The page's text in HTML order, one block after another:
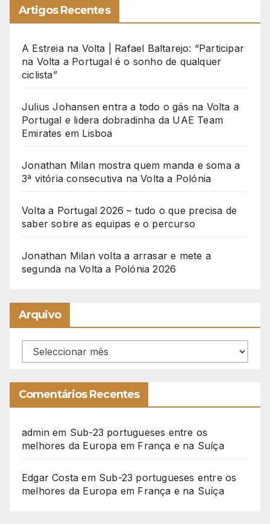
Artigos Recentes
A Estreia na Volta | Rafael Baltarejo: “Participar
na Volta a Portugal é o sonho de qualquer
ciclista”
Julius Johansen entra a todo o gás na Volta a
Portugal e lidera dobradinha da UAE Team
Emirates em Lisboa
Jonathan Milan mostra quem manda e soma a
3ª vitória consecutiva na Volta a Polónia
Volta a Portugal 2026 – tudo o que precisa de
saber sobre as equipas e o percurso
Jonathan Milan volta a arrasar e mete a
segunda na Volta a Polónia 2026
Arquivo
Arquivo
Comentários Recentes
admin em Sub-23 portugueses entre os
melhores da Europa em França e na Suíça
Edgar Costa em Sub-23 portugueses entre os
melhores da Europa em França e na Suíça